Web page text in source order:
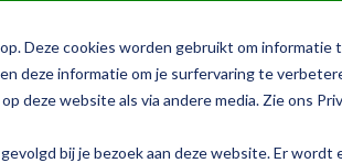
Deze cookies worden gebruikt om informatie
deze informatie om je surfervaring te
deze website als via andere media. Zie ons
bij je bezoek aan deze website. Er